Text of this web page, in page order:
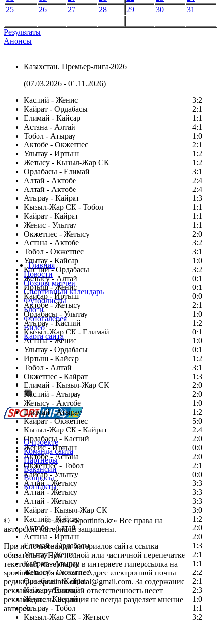
25
26 27 28 29 30 31
Результаты
Анонсы
Казахстан. Премьер-лига-2026
(07.03.2026 - 01.11.2026)
Каспий - Женис
3:2
Кайрат - Ордабасы
2:1
Елимай - Кайсар
1:1
Астана - Алтай
4:1
Тобол - Атырау
1:0
Актобе - Окжетпес
2:1
Улытау - Иртыш
1:2
Жетысу - Кызыл-Жар СК
1:2
Ордабасы - Елимай
3:1
Алтай - Актобе
2:4
Алтай - Актобе
2:4
Атырау - Кайрат
1:3
Кызыл-Жар СК - Тобол
1:1
Кайрат - Кайрат
1:1
Женис - Улытау
1:1
Окжетпес - Жетысу
2:0
Астана - Актобе
3:2
Тобол - Окжетпес
3:1
Улытау - Кайсар
1:0
Каспий - Ордабасы
3:2
Жетысу - Алтай
0:1
Иртыш - Женис
0:1
Кайсар - Иртыш
0:0
Актобе - Жетысу
2:1
Ордабасы - Улытау
1:0
Атырау - Каспий
1:2
Кызыл-Жар СК - Елимай
0:1
Астана - Женис
1:0
Улытау - Ордабасы
0:1
Иртыш - Кайсар
1:2
Тобол - Алтай
3:1
Окжетпес - Кайрат
1:3
Елимай - Кызыл-Жар СК
2:0
Каспий - Атырау
2:0
Жетысу - Актобе
1:0
Елимай - Атырау
1:2
Кайрат - Окжетпес
5:0
Кызыл-Жар СК - Кайрат
2:4
Ордабасы - Каспий
2:0
Женис - Иртыш
0:0
Актобе - Астана
2:0
Окжетпес - Тобол
2:1
Кайсар - Улытау
0:0
Алтай - Жетысу
3:3
Алтай - Жетысу
3:3
Алтай - Жетысу
3:3
Кайрат - Кызыл-Жар СК
3:0
Каспий - Кайсар
1:2
Актобе - Алтай
2:0
Астана - Иртыш
2:0
Елимай - Ордабасы
1:3
Улытау - Женис
2:1
Кайрат - Атырау
1:1
Жетысу - Окжетпес
2:2
Ордабасы - Кайрат
2:1
Кайсар - Елимай
2:3
Женис - Каспий
1:0
Атырау - Тобол
1:1
Кызыл-Жар СК - Жетысу
3:2
Главная
Новости
Обзоры матчей
Спортивный календарь
Футболисты
Блоги
Фотогалерея
Видео
Карта сайта
Есть идея?
Сообщить о мероприятии
Перейти на старый сайт
О проекте
Команда сайта
Партнеры
Вакансии
Вопросы
Контакты
© Copyright© 2025 «Sportinfo.kz» Все права на
авторские материалы защищены.
При использовании материалов сайта ссылка
обязательна. При полной или частичной перепечатке
текстовых материалов в интернете гиперссылка на
sportinfo.kz обязательна. Адрес электронной почты
редакции: sportinfo.official@gmail.com. За содержание
рекламных публикаций ответственность несет
рекламодатель. Редакция не всегда разделяет мнение
авторов.